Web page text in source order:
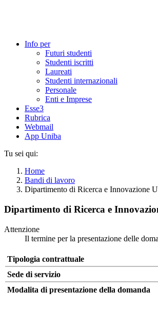
Info per
Futuri studenti
Studenti iscritti
Laureati
Studenti internazionali
Personale
Enti e Imprese
Esse3
Rubrica
Webmail
App Uniba
Tu sei qui:
Home
Bandi di lavoro
Dipartimento di Ricerca e Innovazione
Dipartimento di Ricerca e
Attenzione
Il termine per la presentazione delle
Tipologia contrattuale
Sede di servizio
Modalita di presentazione della domanda